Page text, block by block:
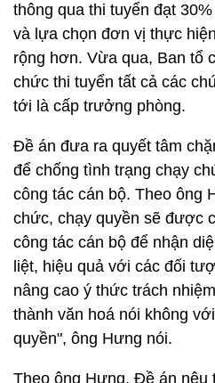
thông qua thi tuyển đạt
và lựa chọn đơn vị thực
rộng hơn. Vừa qua, Ban tổ
chức thi tuyển tất cả các
tới là cấp trưởng phòng.
Đề án đưa ra quyết tâm
để chống tình trạng chạy
công tác cán bộ. Theo ông
chức, chạy quyền sẽ được
công tác cán bộ để nhận
liệt, hiệu quả với các đối
nâng cao ý thức trách
thành văn hoá nói không
quyền", ông Hưng nói.
Theo ông Hưng, Đề án nêu